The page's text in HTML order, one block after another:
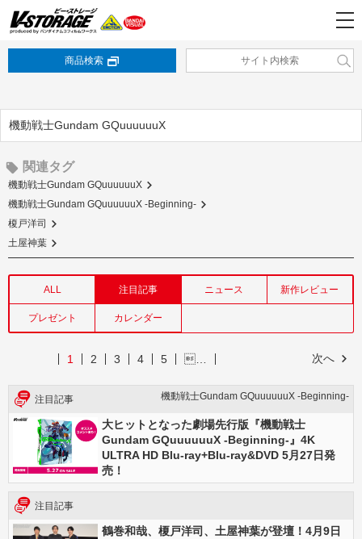
商品検索
機動戦士Gundam GQuuuuuuX
関連タグ
機動戦士Gundam GQuuuuuuX
機動戦士Gundam GQuuuuuuX -Beginning-
榎戸洋司
土屋神葉
ALL 注目記事 ニュース 新作レビュー
プレゼント カレンダー
次へ
1 2 3 4 5 …
注目記事 機動戦士Gundam GQuuuuuuX -Beginning-
大ヒットとなった劇場先行版『機動戦士
Gundam GQuuuuuuX -Beginning-』4K
ULTRA HD Blu-ray+Blu-ray&DVD 5月27日発
売！
注目記事
鶴巻和哉、榎戸洋司、土屋神葉が登壇！4月9日